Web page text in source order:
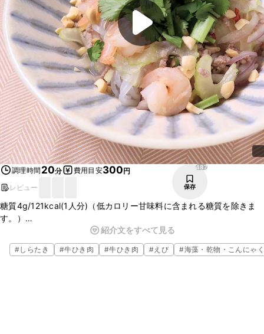
調理時間 20分 費用目安300円
レビュー
487
保存
糖質4g/121kcal(1人分)（低カロリー甘味料に含まれる糖質を除きま
す。）
はるさめの代わりに白滝を使用したヤムウンセン風の一品です。はる
さめを使用した場合に比べ糖質が約19g程抑えられます。主菜や主食
で糖質が多めになった時にもオススメのサラダです。
紹介文をすべて見る
#しらたき #牛ひき肉 #牛ひき肉 #えび #海藻・乾物・こんにゃ